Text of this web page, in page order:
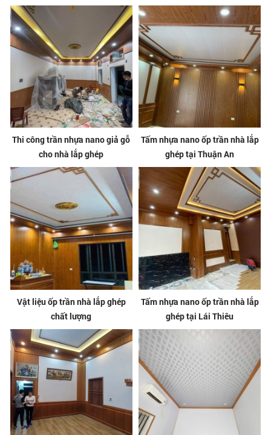
Thi công trần nhựa nano giả gỗ
cho nhà lắp ghép
Tấm nhựa nano ốp trần nhà lắp
ghép tại Thuận An
Vật liệu ốp trần nhà lắp ghép
chất lượng
Tấm nhựa nano ốp trần nhà lắp
ghép tại Lái Thiêu